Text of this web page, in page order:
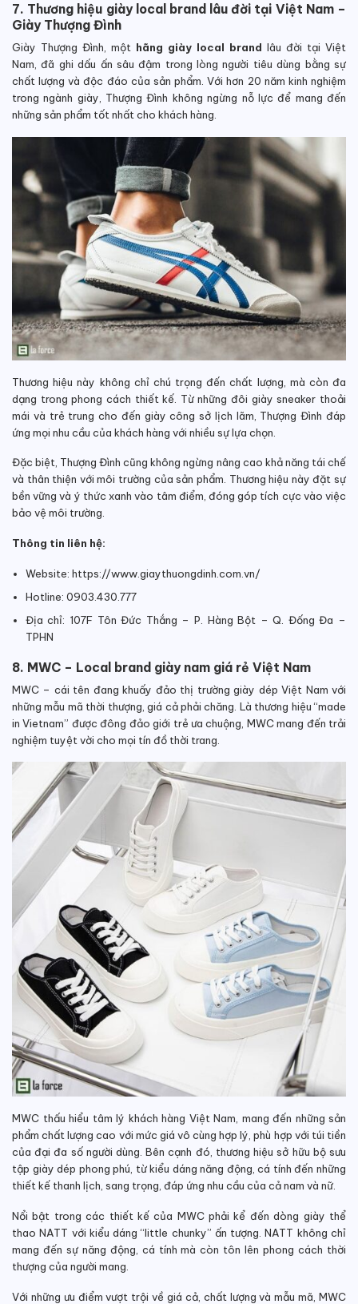
7. Thương hiệu giày local brand lâu đời tại Việt Nam –
Giày Thượng Đình
Giày Thượng Đình, một hãng giày local brand lâu đời tại Việt
Nam, đã ghi dấu ấn sâu đậm trong lòng người tiêu dùng bằng sự
chất lượng và độc đáo của sản phẩm. Với hơn 20 năm kinh nghiệm
trong ngành giày, Thượng Đình không ngừng nỗ lực để mang đến
những sản phẩm tốt nhất cho khách hàng.
Thương hiệu này không chỉ chú trọng đến chất lượng, mà còn đa
dạng trong phong cách thiết kế. Từ những đôi giày sneaker thoải
mái và trẻ trung cho đến giày công sở lịch lãm, Thượng Đình đáp
ứng mọi nhu cầu của khách hàng với nhiều sự lựa chọn.
Đặc biệt, Thượng Đình cũng không ngừng nâng cao khả năng tái chế
và thân thiện với môi trường của sản phẩm. Thương hiệu này đặt sự
bền vững và ý thức xanh vào tâm điểm, đóng góp tích cực vào việc
bảo vệ môi trường.
Thông tin liên hệ:
Website: https://www.giaythuongdinh.com.vn/
Hotline: 0903.430.777
Địa chỉ: 107F Tôn Đức Thắng – P. Hàng Bột – Q. Đống Đa –
TPHN
8. MWC – Local brand giày nam giá rẻ Việt Nam
MWC – cái tên đang khuấy đảo thị trường giày dép Việt Nam với
những mẫu mã thời thượng, giá cả phải chăng. Là thương hiệu “made
in Vietnam” được đông đảo giới trẻ ưa chuộng, MWC mang đến trải
nghiệm tuyệt vời cho mọi tín đồ thời trang.
MWC thấu hiểu tâm lý khách hàng Việt Nam, mang đến những sản
phẩm chất lượng cao với mức giá vô cùng hợp lý, phù hợp với túi tiền
của đại đa số người dùng. Bên cạnh đó, thương hiệu sở hữu bộ sưu
tập giày dép phong phú, từ kiểu dáng năng động, cá tính đến những
thiết kế thanh lịch, sang trọng, đáp ứng nhu cầu của cả nam và nữ.
Nổi bật trong các thiết kế của MWC phải kể đến dòng giày thể
thao NATT với kiểu dáng “little chunky” ấn tượng. NATT không chỉ
mang đến sự năng động, cá tính mà còn tôn lên phong cách thời
thượng của người mang.
Với những ưu điểm vượt trội về giá cả, chất lượng và mẫu mã, MWC